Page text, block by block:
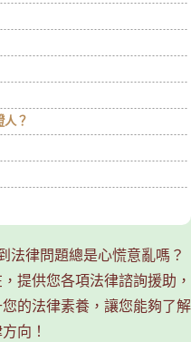
人？
法律問題總是心慌意亂嗎？
提供您各項法律諮詢援助，
的法律素養，讓您能夠了解
向！